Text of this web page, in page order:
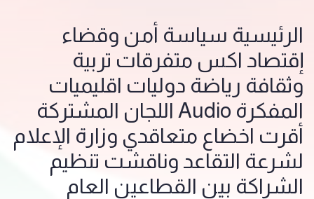
الرئيسية سياسة أمن وقضاء
إقتصاد اكس متفرقات تربية
وثقافة رياضة دوليات اقليميات
المفكرة Audio اللجان المشتركة
أقرت اخضاع متعاقدي وزارة الإعلام
لشرعة التقاعد وناقشت تنظيم
الشراكة بين القطاعين العام